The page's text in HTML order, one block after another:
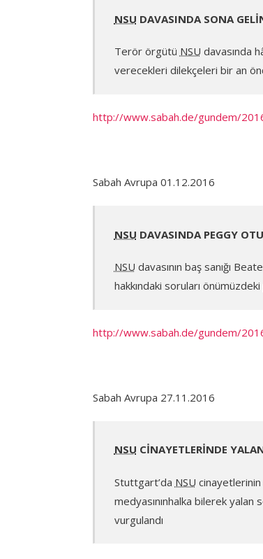
NSU DAVASINDA SONA
Terör örgütü NSU davasında
verecekleri dilekçeleri bir an
http://www.sabah.de/gundem/
Sabah Avrupa 01.12.2016
NSU DAVASINDA PEGGY
NSU davasının baş sanığı
hakkındaki soruları
http://www.sabah.de/gundem/
Sabah Avrupa 27.11.2016
NSU CİNAYETLERİNDE
Stuttgart’da NSU cinayetlerinin
medyasınınhalka bilerek
vurgulandı